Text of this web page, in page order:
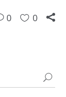
0 0